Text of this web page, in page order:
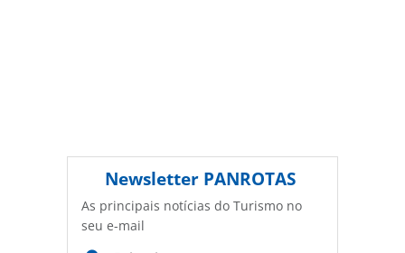
Newsletter PANROTAS
As principais notícias do Turismo no
seu e-mail